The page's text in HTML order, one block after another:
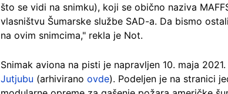
što se vidi na snimku), koji se obično naziva
vlasništvu Šumarske službe SAD-a. Da bismo
na ovim snimcima," rekla je Not.
Snimak aviona na pisti je napravljen 10. maja
Jutjubu (arhivirano ovde). Podeljen je na stranici